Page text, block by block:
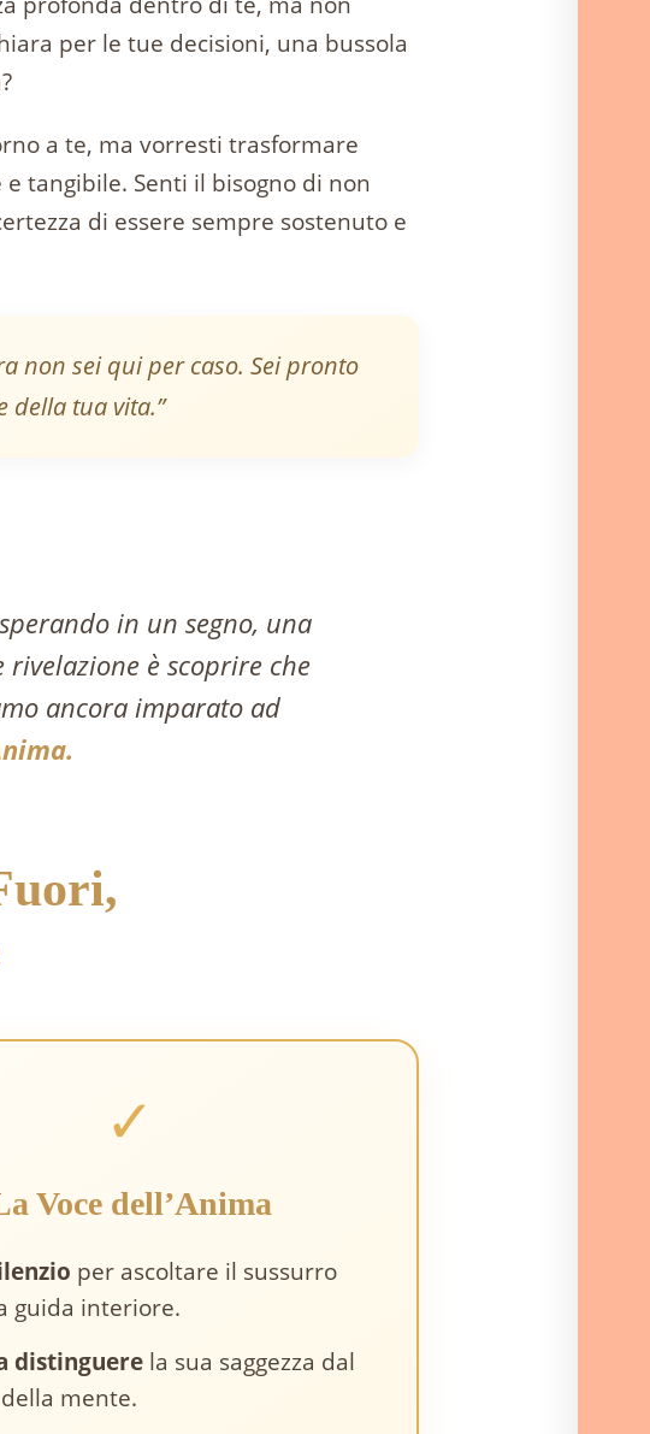
per le tue decisioni, una bussola
a te, ma vorresti trasformare
tangibile. Senti il bisogno di non
di essere sempre sostenuto e
non sei qui per caso. Sei pronto
della tua vita.”
in un segno, una
è scoprire che
ancora imparato ad
✓
Voce dell’Anima
per ascoltare il sussurro
guida interiore.
distinguere la sua saggezza dal
mente.